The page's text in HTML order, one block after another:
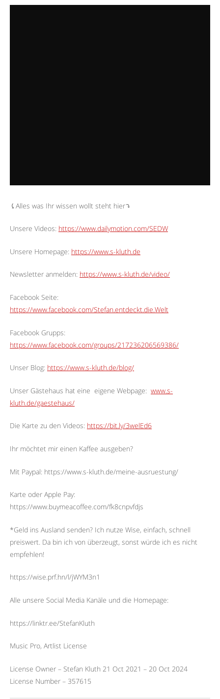
⤹Alles was Ihr wissen wollt steht hier⤵︎
Unsere Videos: https://www.dailymotion.com/SEDW
Unsere Homepage: https://www.s-kluth.de
Newsletter anmelden: https://www.s-kluth.de/video/
Facebook Seite:
https://www.facebook.com/Stefan.entdeckt.die.Welt
Facebook Grupps:
https://www.facebook.com/groups/217236206569386/
Unser Blog: https://www.s-kluth.de/blog/
Unser Gästehaus hat eine eigene Webpage: www.s-
kluth.de/gaestehaus/
Die Karte zu den Videos: https://bit.ly/3welEd6
Ihr möchtet mir einen Kaffee ausgeben?
Mit Paypal: https://www.s-kluth.de/meine-ausruestung/
Karte oder Apple Pay:
https://www.buymeacoffee.com/fk8cnpvfdjs
*Geld ins Ausland senden? Ich nutze Wise, einfach, schnell
preiswert. Da bin ich von überzeugt, sonst würde ich es nicht
empfehlen!
https://wise.prf.hn/l/jWYM3n1
Alle unsere Social Media Kanäle und die Homepage:
https://linktr.ee/StefanKluth
Music Pro, Artlist License
License Owner – Stefan Kluth 21 Oct 2021 – 20 Oct 2024
License Number – 357615